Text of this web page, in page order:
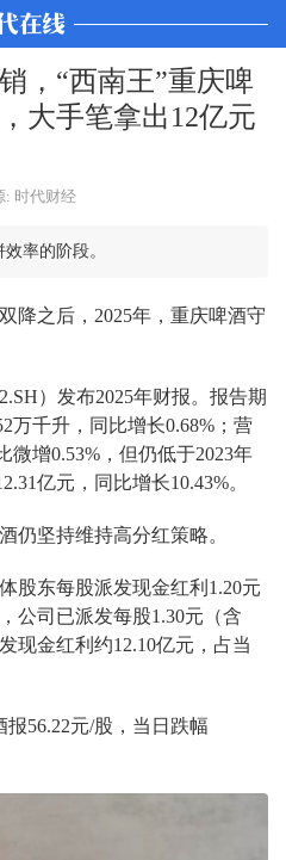
，“西南王”重庆啤
大手笔拿出12亿元
: 时代财经
率的阶段。
降之后，2025年，重庆啤酒守
）发布2025年财报。报告期
万千升，同比增长0.68%；营
微增0.53%，但仍低于2023年
亿元，同比增长10.43%。
仍坚持维持高分红策略。
股东每股派发现金红利1.20元
公司已派发每股1.30元（含
现金红利约12.10亿元，占当
56.22元/股，当日跌幅